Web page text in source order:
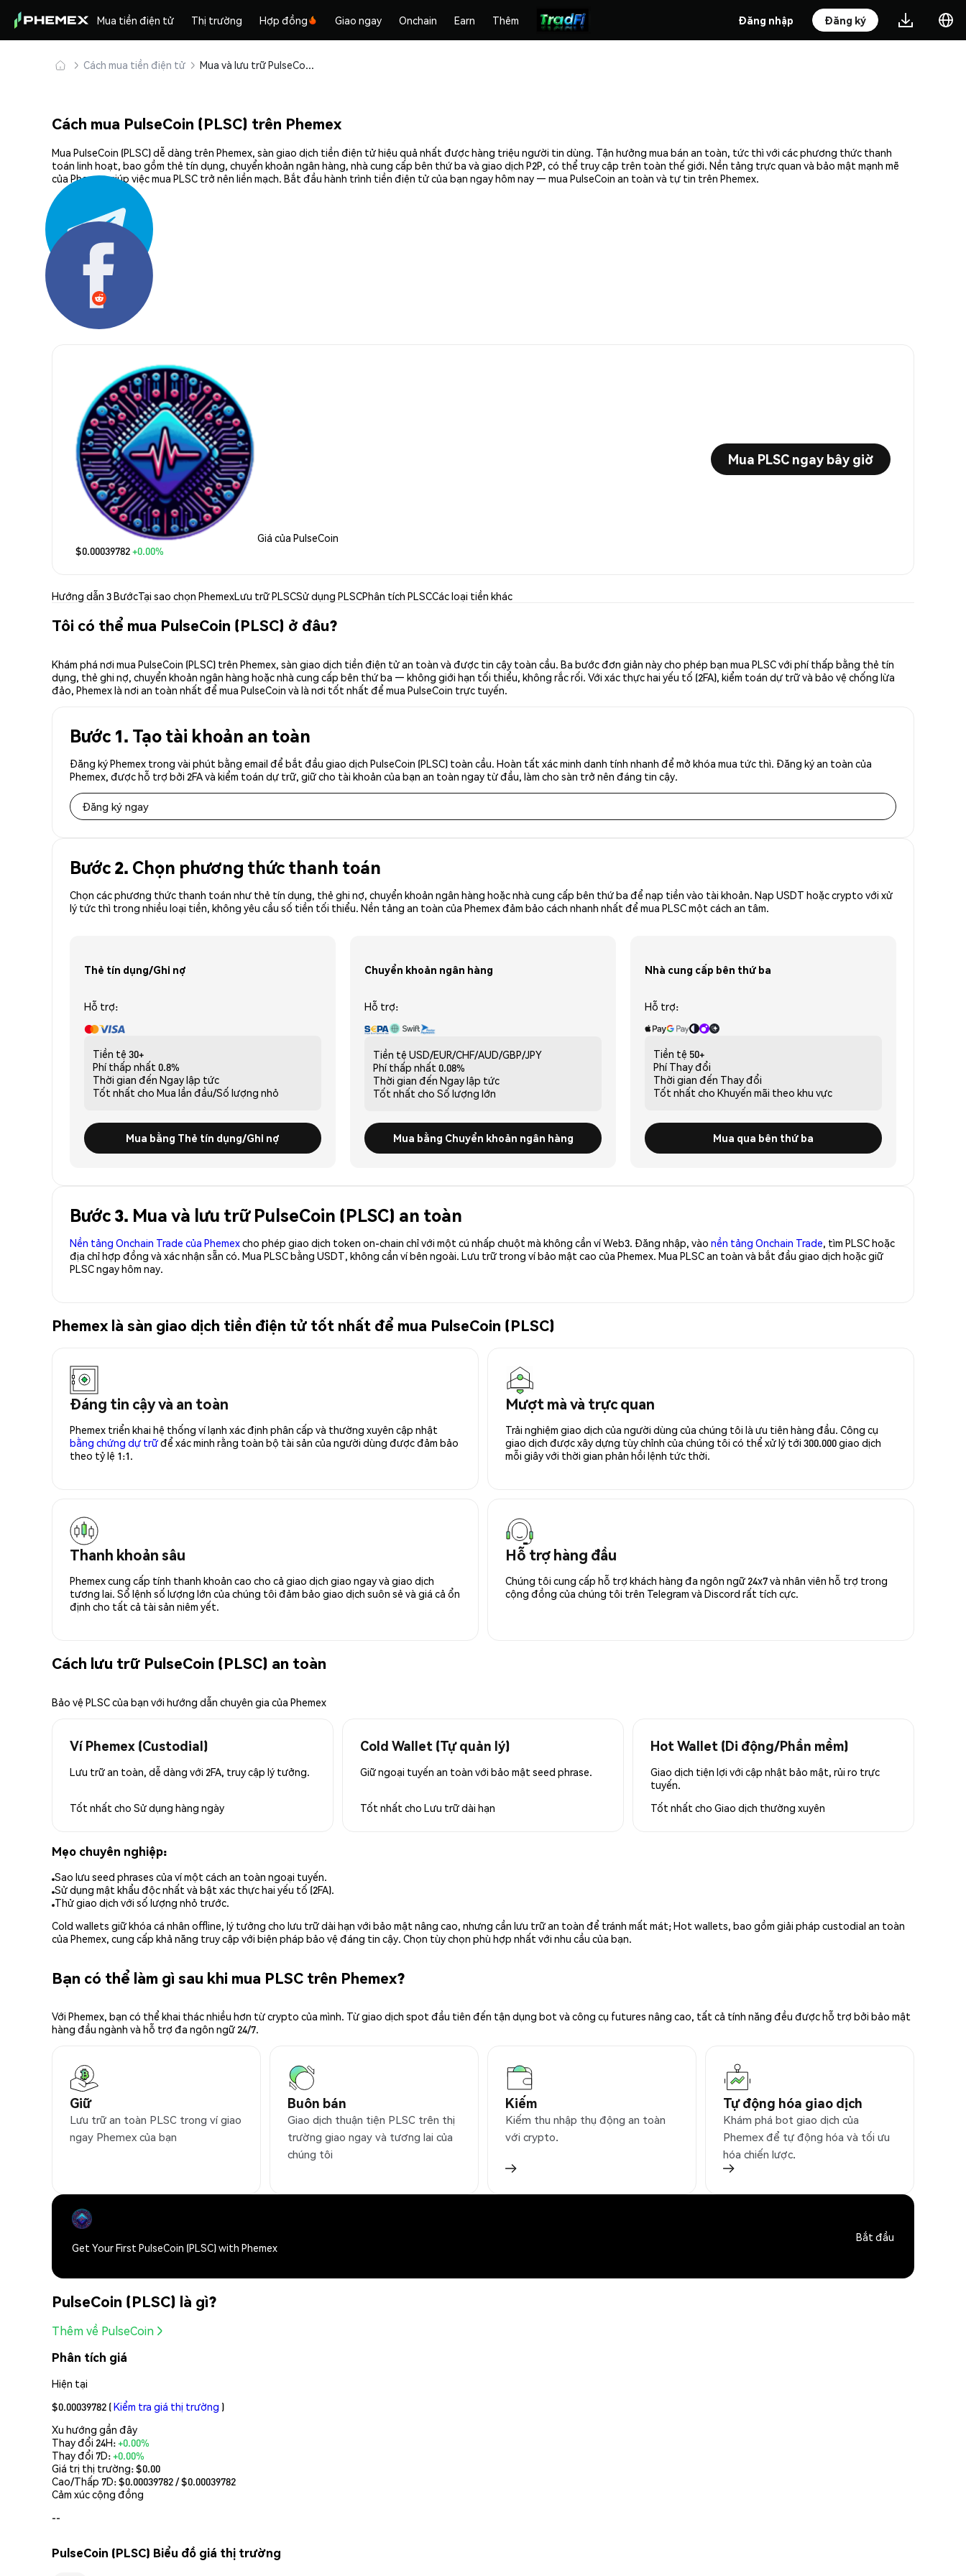
Mua tiền điện tử Thị trường Hợp đồng Giao ngay Onchain Earn Thêm Đăng nhập Đăng ký
Cách mua tiền điện tử Mua và lưu trữ PulseCoin (PLSC) an toàn
Cách mua PulseCoin (PLSC) trên Phemex
Mua PulseCoin (PLSC) dễ dàng trên Phemex, sàn giao dịch tiền điện tử hiệu quả nhất được hàng triệu người tin dùng. Tận hưởng mua bán an toàn, tức thì với các phương thức thanh
toán linh hoạt, bao gồm thẻ tín dụng, chuyển khoản ngân hàng, nhà cung cấp bên thứ ba và giao dịch P2P, có thể truy cập trên toàn thế giới. Nền tảng trực quan và bảo mật mạnh mẽ
của Phemex giúp việc mua PLSC trở nên liền mạch. Bắt đầu hành trình tiền điện tử của bạn ngay hôm nay — mua PulseCoin an toàn và tự tin trên Phemex.
Chia sẻ:
Giá của PulseCoin
$0.00039782+0.00%
Mua PLSC ngay bây giờ
Hướng dẫn 3 BướcTại sao chọn PhemexLưu trữ PLSCSử dụng PLSCPhân tích PLSCCác loại tiền khác
Tôi có thể mua PulseCoin (PLSC) ở đâu?
Khám phá nơi mua PulseCoin (PLSC) trên Phemex, sàn giao dịch tiền điện tử an toàn và được tin cậy toàn cầu. Ba bước đơn giản này cho phép bạn mua PLSC với phí thấp bằng thẻ tín
dụng, thẻ ghi nợ, chuyển khoản ngân hàng hoặc nhà cung cấp bên thứ ba — không giới hạn tối thiểu, không rắc rối. Với xác thực hai yếu tố (2FA), kiểm toán dự trữ và bảo vệ chống lừa
đảo, Phemex là nơi an toàn nhất để mua PulseCoin và là nơi tốt nhất để mua PulseCoin trực tuyến.
Bước 1. Tạo tài khoản an toàn
Đăng ký Phemex trong vài phút bằng email để bắt đầu giao dịch PulseCoin (PLSC) toàn cầu. Hoàn tất xác minh danh tính nhanh để mở khóa mua tức thì. Đăng ký an toàn của
Phemex, được hỗ trợ bởi 2FA và kiểm toán dự trữ, giữ cho tài khoản của bạn an toàn ngay từ đầu, làm cho sàn trở nên đáng tin cậy.
Đăng ký ngay
Bước 2. Chọn phương thức thanh toán
Chọn các phương thức thanh toán như thẻ tín dụng, thẻ ghi nợ, chuyển khoản ngân hàng hoặc nhà cung cấp bên thứ ba để nạp tiền vào tài khoản. Nạp USDT hoặc crypto với xử
lý tức thì trong nhiều loại tiền, không yêu cầu số tiền tối thiểu. Nền tảng an toàn của Phemex đảm bảo cách nhanh nhất để mua PLSC một cách an tâm.
Thẻ tín dụng/Ghi nợ
Hỗ trợ:
Tiền tệ 30+
Phí thấp nhất 0.8%
Thời gian đến Ngay lập tức
Tốt nhất cho Mua lần đầu/Số lượng nhỏ
Mua bằng Thẻ tín dụng/Ghi nợ
Chuyển khoản ngân hàng
Hỗ trợ:
Tiền tệ USD/EUR/CHF/AUD/GBP/JPY
Phí thấp nhất 0.08%
Thời gian đến Ngay lập tức
Tốt nhất cho Số lượng lớn
Mua bằng Chuyển khoản ngân hàng
Nhà cung cấp bên thứ ba
Hỗ trợ:
Tiền tệ 50+
Phí Thay đổi
Thời gian đến Thay đổi
Tốt nhất cho Khuyến mãi theo khu vực
Mua qua bên thứ ba
Bước 3. Mua và lưu trữ PulseCoin (PLSC) an toàn
Nền tảng Onchain Trade của Phemexcho phép giao dịch token on-chain chỉ với một cú nhấp chuột mà không cần ví Web3. Đăng nhập, vào nền tảng Onchain Trade, tìm PLSC hoặc
địa chỉ hợp đồng và xác nhận sẵn có. Mua PLSC bằng USDT, không cần ví bên ngoài. Lưu trữ trong ví bảo mật cao của Phemex. Mua PLSC an toàn và bắt đầu giao dịch hoặc giữ
PLSC ngay hôm nay.
Phemex là sàn giao dịch tiền điện tử tốt nhất để mua PulseCoin (PLSC)
Đáng tin cậy và an toàn
Phemex triển khai hệ thống ví lạnh xác định phân cấp và thường xuyên cập nhật
bằng chứng dự trữđể xác minh rằng toàn bộ tài sản của người dùng được đảm bảo
theo tỷ lệ 1:1.
Mượt mà và trực quan
Trải nghiệm giao dịch của người dùng của chúng tôi là ưu tiên hàng đầu. Công cụ
giao dịch được xây dựng tùy chỉnh của chúng tôi có thể xử lý tới 300.000 giao dịch
mỗi giây với thời gian phản hồi lệnh tức thời.
Thanh khoản sâu
Phemex cung cấp tính thanh khoản cao cho cả giao dịch giao ngay và giao dịch
tương lai. Sổ lệnh số lượng lớn của chúng tôi đảm bảo giao dịch suôn sẻ và giá cả ổn
định cho tất cả tài sản niêm yết.
Hỗ trợ hàng đầu
Chúng tôi cung cấp hỗ trợ khách hàng đa ngôn ngữ 24x7 và nhân viên hỗ trợ trong
cộng đồng của chúng tôi trên Telegram và Discord rất tích cực.
Cách lưu trữ PulseCoin (PLSC) an toàn
Bảo vệ PLSC của bạn với hướng dẫn chuyên gia của Phemex
Ví Phemex (Custodial)
Lưu trữ an toàn, dễ dàng với 2FA, truy cập lý tưởng.
Tốt nhất cho Sử dụng hàng ngày
Cold Wallet (Tự quản lý)
Giữ ngoại tuyến an toàn với bảo mật seed phrase.
Tốt nhất cho Lưu trữ dài hạn
Hot Wallet (Di động/Phần mềm)
Giao dịch tiện lợi với cập nhật bảo mật, rủi ro trực
tuyến.
Tốt nhất cho Giao dịch thường xuyên
Mẹo chuyên nghiệp:
Sao lưu seed phrases của ví một cách an toàn ngoại tuyến.
Sử dụng mật khẩu độc nhất và bật xác thực hai yếu tố (2FA).
Thử giao dịch với số lượng nhỏ trước.
Cold wallets giữ khóa cá nhân offline, lý tưởng cho lưu trữ dài hạn với bảo mật nâng cao, nhưng cần lưu trữ an toàn để tránh mất mát; Hot wallets, bao gồm giải pháp custodial an toàn
của Phemex, cung cấp khả năng truy cập với biện pháp bảo vệ đáng tin cậy. Chọn tùy chọn phù hợp nhất với nhu cầu của bạn.
Bạn có thể làm gì sau khi mua PLSC trên Phemex?
Với Phemex, bạn có thể khai thác nhiều hơn từ crypto của mình. Từ giao dịch spot đầu tiên đến tận dụng bot và công cụ futures nâng cao, tất cả tính năng đều được hỗ trợ bởi bảo mật
hàng đầu ngành và hỗ trợ đa ngôn ngữ 24/7.
Giữ
Lưu trữ an toàn PLSC trong ví giao
ngay Phemex của bạn
Buôn bán
Giao dịch thuận tiện PLSC trên thị
trường giao ngay và tương lai của
chúng tôi
Kiếm
Kiếm thu nhập thụ động an toàn
với crypto.
Tự động hóa giao dịch
Khám phá bot giao dịch của
Phemex để tự động hóa và tối ưu
hóa chiến lược.
Get Your First PulseCoin (PLSC) with Phemex
Bắt đầu
PulseCoin (PLSC) là gì?
Thêm về PulseCoin
Phân tích giá
Hiện tại
$0.00039782 (Kiểm tra giá thị trường )
Xu hướng gần đây
Thay đổi 24H:+0.00%
Thay đổi 7D:+0.00%
Giá trị thị trường:$0.00
Cao/Thấp 7D: $0.00039782/ $0.00039782
Cảm xúc cộng đồng
--
PulseCoin (PLSC) Biểu đồ giá thị trường